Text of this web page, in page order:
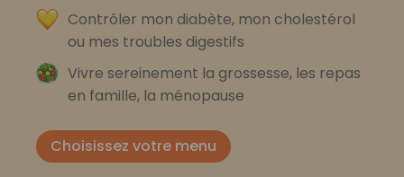
Contrôler mon diabète, mon cholestérol
ou mes troubles digestifs
Vivre sereinement la grossesse, les repas
en famille, la ménopause
Choisissez votre menu